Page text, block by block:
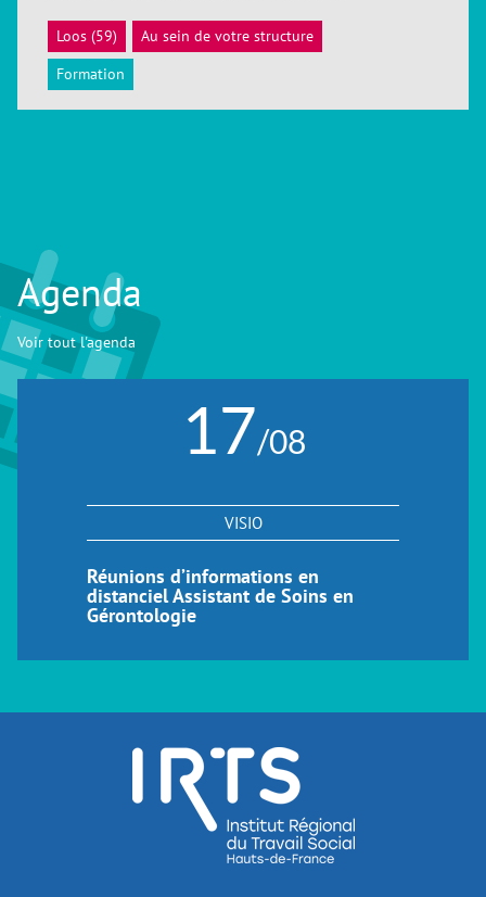
ACCÉDER
Loos (59)
Au sein de votre structure
Formation
Agenda
Voir tout l'agenda
17/08
VISIO
Réunions d’informations en
distanciel Assistant de Soins en
Gérontologie